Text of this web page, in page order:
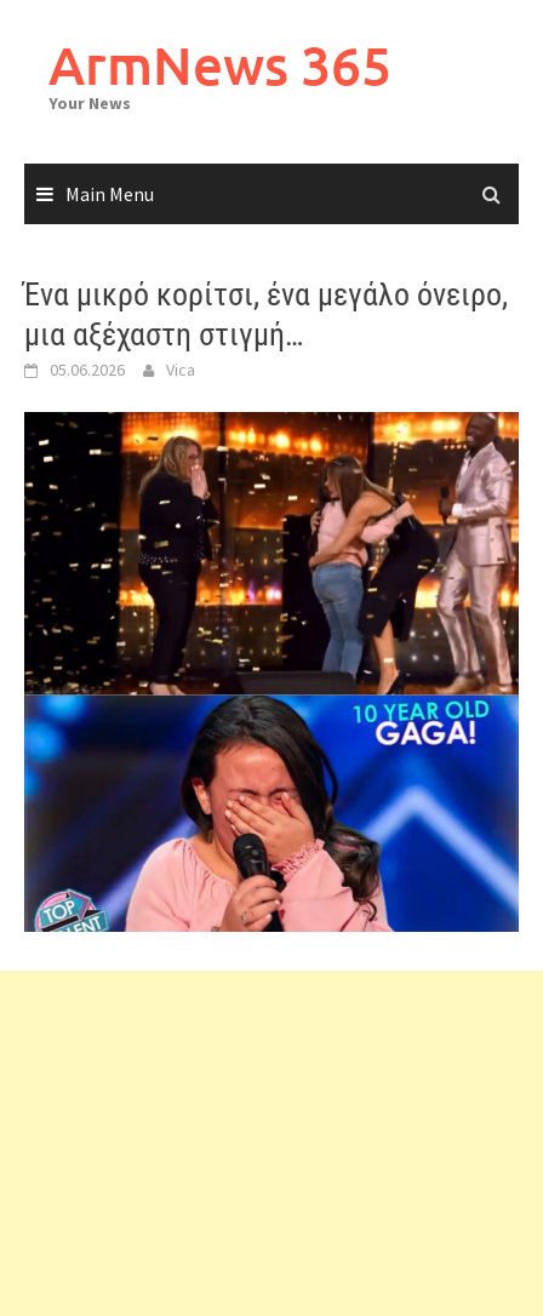
contentArmNews 365
Your News
Main Menu
Ένα μικρό κορίτσι, ένα μεγάλο όνειρο,
μια αξέχαστη στιγμή…
05.06.2026 Vica